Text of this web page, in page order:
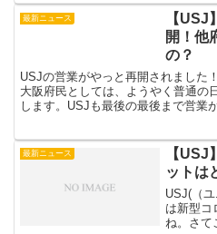
目を集
もワクワ
最新ニュース
【USJ
開！他
の？
USJの営業がやっと再開されました
大阪府民としては、ようやく普通の
します。USJも最後の最後まで営業
最新ニュース
【USJ
ットは
USJ(（
は新型コ
ね。さて